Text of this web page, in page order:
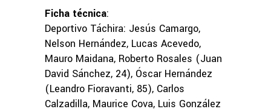
Ficha técnica:
Deportivo Táchira: Jesús Camargo,
Nelson Hernández, Lucas Acevedo,
Mauro Maidana, Roberto Rosales (Juan
David Sánchez, 24), Óscar Hernández
(Leandro Fioravanti, 85), Carlos
Calzadilla, Maurice Cova, Luis González